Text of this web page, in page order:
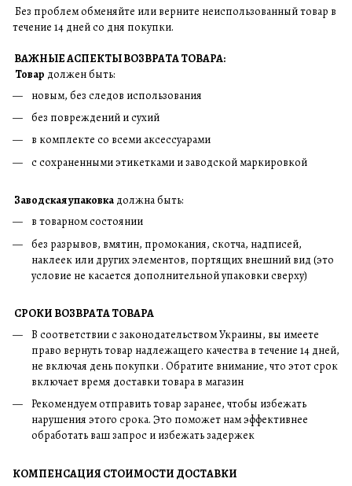
Без проблем обменяйте или верните неиспользованный товар в
течение 14 дней со дня покупки.
ВАЖНЫЕ АСПЕКТЫ ВОЗВРАТА ТОВАРА:
Товар должен быть:
новым, без следов использования
без повреждений и сухий
в комплекте со всеми аксессуарами
с сохраненными этикетками и заводской маркировкой
Заводская упаковка должна быть:
в товарном состоянии
без разрывов, вмятин, промокания, скотча, надписей,
наклеек или других элементов, портящих внешний вид (это
условие не касается дополнительной упаковки сверху)
СРОКИ ВОЗВРАТА ТОВАРА
В соответствии с законодательством Украины, вы имеете
право вернуть товар надлежащего качества в течение 14 дней,
не включая день покупки . Обратите внимание, что этот срок
включает время доставки товара в магазин
Рекомендуем отправить товар заранее, чтобы избежать
нарушения этого срока. Это поможет нам эффективнее
обработать ваш запрос и избежать задержек
КОМПЕНСАЦИЯ СТОИМОСТИ ДОСТАВКИ